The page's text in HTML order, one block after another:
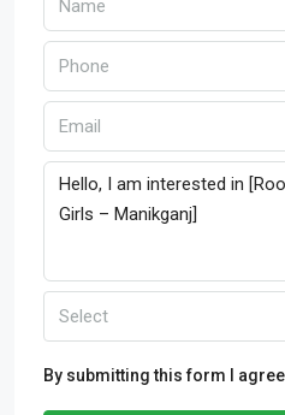
Select
By submitting this form I